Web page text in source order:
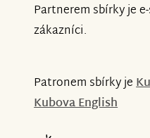
Partnerem sbírky je
zákazníci.
Patronem sbírky je
Kubova English